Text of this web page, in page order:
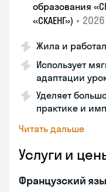
образования
«СКАЕНГ») • 2026
Жила и
Использует
адаптации
Уделяет
практике и
Читать дальше
Услуги и
Французский